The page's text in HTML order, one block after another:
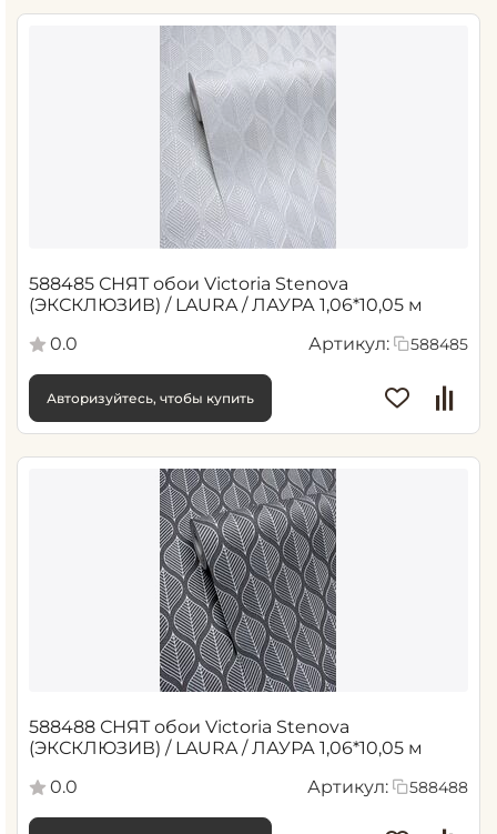
588485 СНЯТ обои Victoria Stenova
(ЭКСКЛЮЗИВ) / LAURA / ЛАУРА 1,06*10,05 м
0.0
Артикул: 588485
Авторизуйтесь, чтобы купить
588488 СНЯТ обои Victoria Stenova
(ЭКСКЛЮЗИВ) / LAURA / ЛАУРА 1,06*10,05 м
0.0
Артикул: 588488